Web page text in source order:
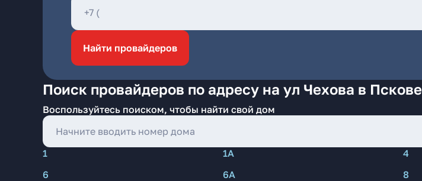
Найти провайдеров
Поиск провайдеров по адресу на ул Чехова в Пскове
Воспользуйтесь поиском, чтобы найти свой дом
1 1А 4
6
6А 8